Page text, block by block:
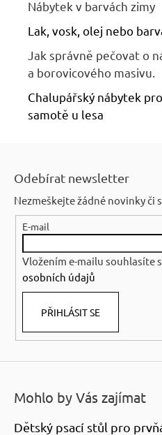
Nábytek v barvách zimy
Lak, vosk, olej nebo
Jak správně pečovat o
a borovicového masivu.
Chalupářský nábytek
samotě u lesa
Odebírat newsletter
Nezmeškejte žádné novinky či
E-mail
Vložením e-mailu souhlasíte s
osobních údajů
PŘIHLÁSIT SE
Mohlo by Vás zajímat
Dětský psací stůl pro